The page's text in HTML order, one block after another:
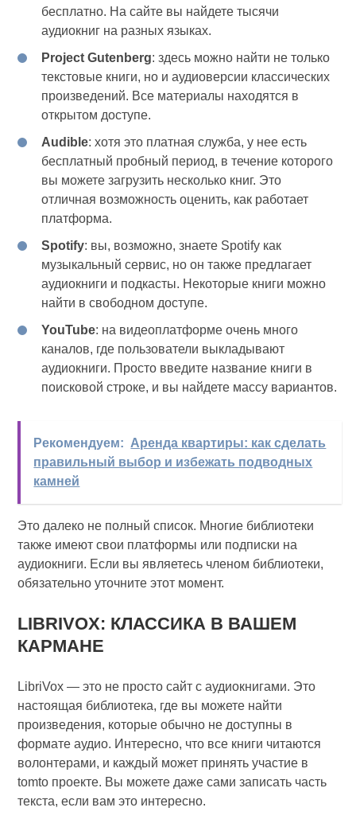
бесплатно. На сайте вы найдете тысячи
аудиокниг на разных языках.
Project Gutenberg: здесь можно найти не только
текстовые книги, но и аудиоверсии классических
произведений. Все материалы находятся в
открытом доступе.
Audible: хотя это платная служба, у нее есть
бесплатный пробный период, в течение которого
вы можете загрузить несколько книг. Это
отличная возможность оценить, как работает
платформа.
Spotify: вы, возможно, знаете Spotify как
музыкальный сервис, но он также предлагает
аудиокниги и подкасты. Некоторые книги можно
найти в свободном доступе.
YouTube: на видеоплатформе очень много
каналов, где пользователи выкладывают
аудиокниги. Просто введите название книги в
поисковой строке, и вы найдете массу вариантов.
Рекомендуем: Аренда квартиры: как сделать
правильный выбор и избежать подводных
камней
Это далеко не полный список. Многие библиотеки
также имеют свои платформы или подписки на
аудиокниги. Если вы являетесь членом библиотеки,
обязательно уточните этот момент.
LIBRIVOX: КЛАССИКА В ВАШЕМ
КАРМАНЕ
LibriVox — это не просто сайт с аудиокнигами. Это
настоящая библиотека, где вы можете найти
произведения, которые обычно не доступны в
формате аудио. Интересно, что все книги читаются
волонтерами, и каждый может принять участие в
tomto проекте. Вы можете даже сами записать часть
текста, если вам это интересно.